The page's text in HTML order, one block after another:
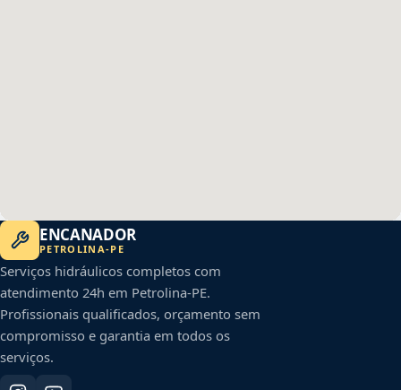
ENCANADOR
PETROLINA-PE
Serviços hidráulicos completos com
atendimento 24h em Petrolina-PE.
Profissionais qualificados, orçamento sem
compromisso e garantia em todos os
serviços.